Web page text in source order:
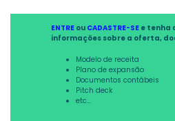
ENTREou CADASTRE-SEe tenha
informações sobre a oferta,
Modelo de receita
Plano de expansão
Documentos contábeis
Pitch deck
etc...